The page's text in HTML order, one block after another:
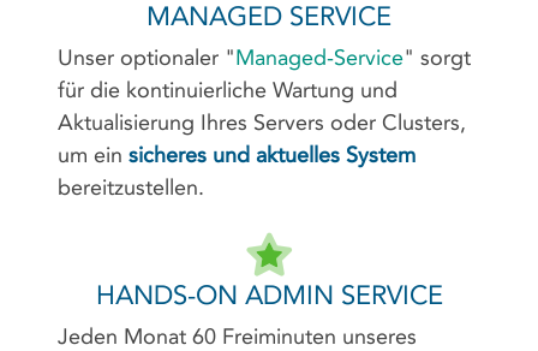
MANAGED SERVICE
Unser optionaler "Managed-Service" sorgt
für die kontinuierliche Wartung und
Aktualisierung Ihres Servers oder Clusters,
um ein sicheres und aktuelles System
bereitzustellen.
HANDS-ON ADMIN SERVICE
Jeden Monat 60 Freiminuten unseres